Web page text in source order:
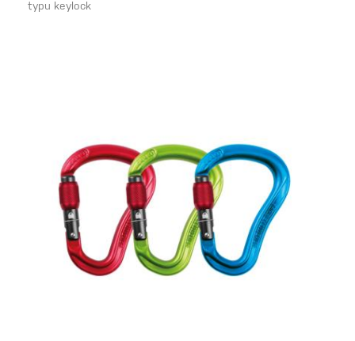
typu keylock